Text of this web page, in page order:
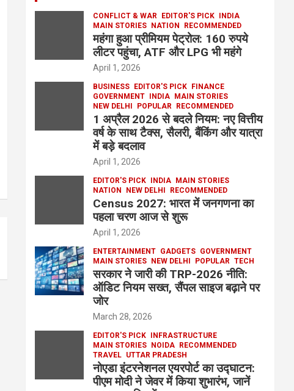
CONFLICT & WAR EDITOR'S PICK INDIA
MAIN STORIES NATION RECOMMENDED
महंगा हुआ प्रीमियम पेट्रोल: 160 रुपये
लीटर पहुंचा, ATF और LPG भी महंगे
April 1, 2026
BUSINESS EDITOR'S PICK FINANCE
GOVERNMENT INDIA MAIN STORIES
NEW DELHI
POPULAR RECOMMENDED
1 अप्रैल 2026 से बदले नियम: नए वित्तीय
वर्ष के साथ टैक्स, सैलरी, बैंकिंग और यात्रा
में बड़े बदलाव
April 1, 2026
EDITOR'S PICK INDIA MAIN STORIES
NATION
NEW DELHI RECOMMENDED
Census 2027: भारत में जनगणना का
पहला चरण आज से शुरू
April 1, 2026
ENTERTAINMENT GADGETS GOVERNMENT
MAIN STORIES NEW DELHI POPULAR TECH
सरकार ने जारी की TRP-2026 नीति:
ऑडिट नियम सख्त, सैंपल साइज बढ़ाने पर
जोर
March 28, 2026
EDITOR'S PICK INFRASTRUCTURE
MAIN STORIES NOIDA RECOMMENDED
TRAVEL UTTAR PRADESH
नोएडा इंटरनेशनल एयरपोर्ट का उद्घाटन:
पीएम मोदी ने जेवर में किया शुभारंभ, जानें